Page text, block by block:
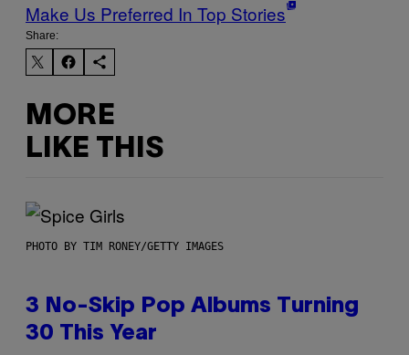
Make Us Preferred In Top Stories
Share:
MORE
LIKE THIS
PHOTO BY TIM RONEY/GETTY IMAGES
3 No-Skip Pop Albums Turning
30 This Year